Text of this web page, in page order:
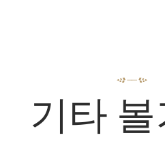
기타 볼